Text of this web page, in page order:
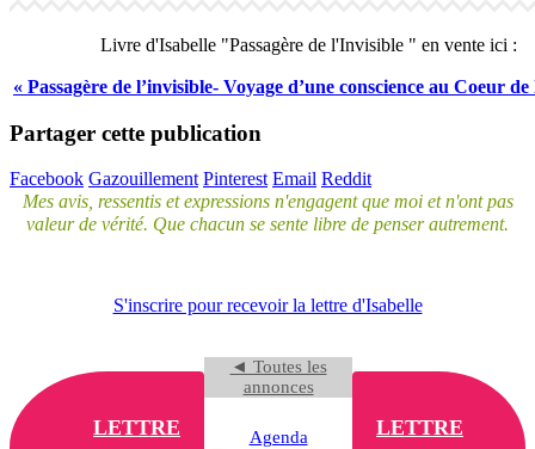
Livre d'Isabelle "Passagère de l'Invisible " en vente ici :
« Passagère de l’invisible- Voyage d’une conscience au Coeur
Partager cette publication
Facebook Gazouillement Pinterest Email Reddit
Mes avis, ressentis et expressions n'engagent que moi et n'ont pas
valeur de vérité. Que chacun se sente libre de penser autrement.
S'inscrire pour recevoir la lettre d'Isabelle
LETTRE
LETTRE
◄ Toutes les
annonces
Agenda